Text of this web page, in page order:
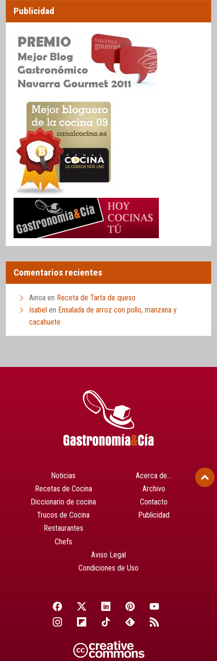
Publicidad
Comentarios recientes
Ainoa en Receta de Tarta de queso
Isabel en Ensalada de arroz con pollo, manzana y
cacahuete
Noticias
Recetas de Cocina
Diccionario de cocina
Trucos de Cocina
Restaurantes
Chefs
Acerca de…
Archivo
Contacto
Publicidad
Aviso Legal
Condiciones de Uso